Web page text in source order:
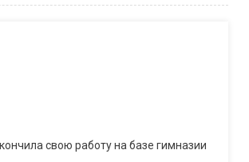
свою работу на базе гимназии